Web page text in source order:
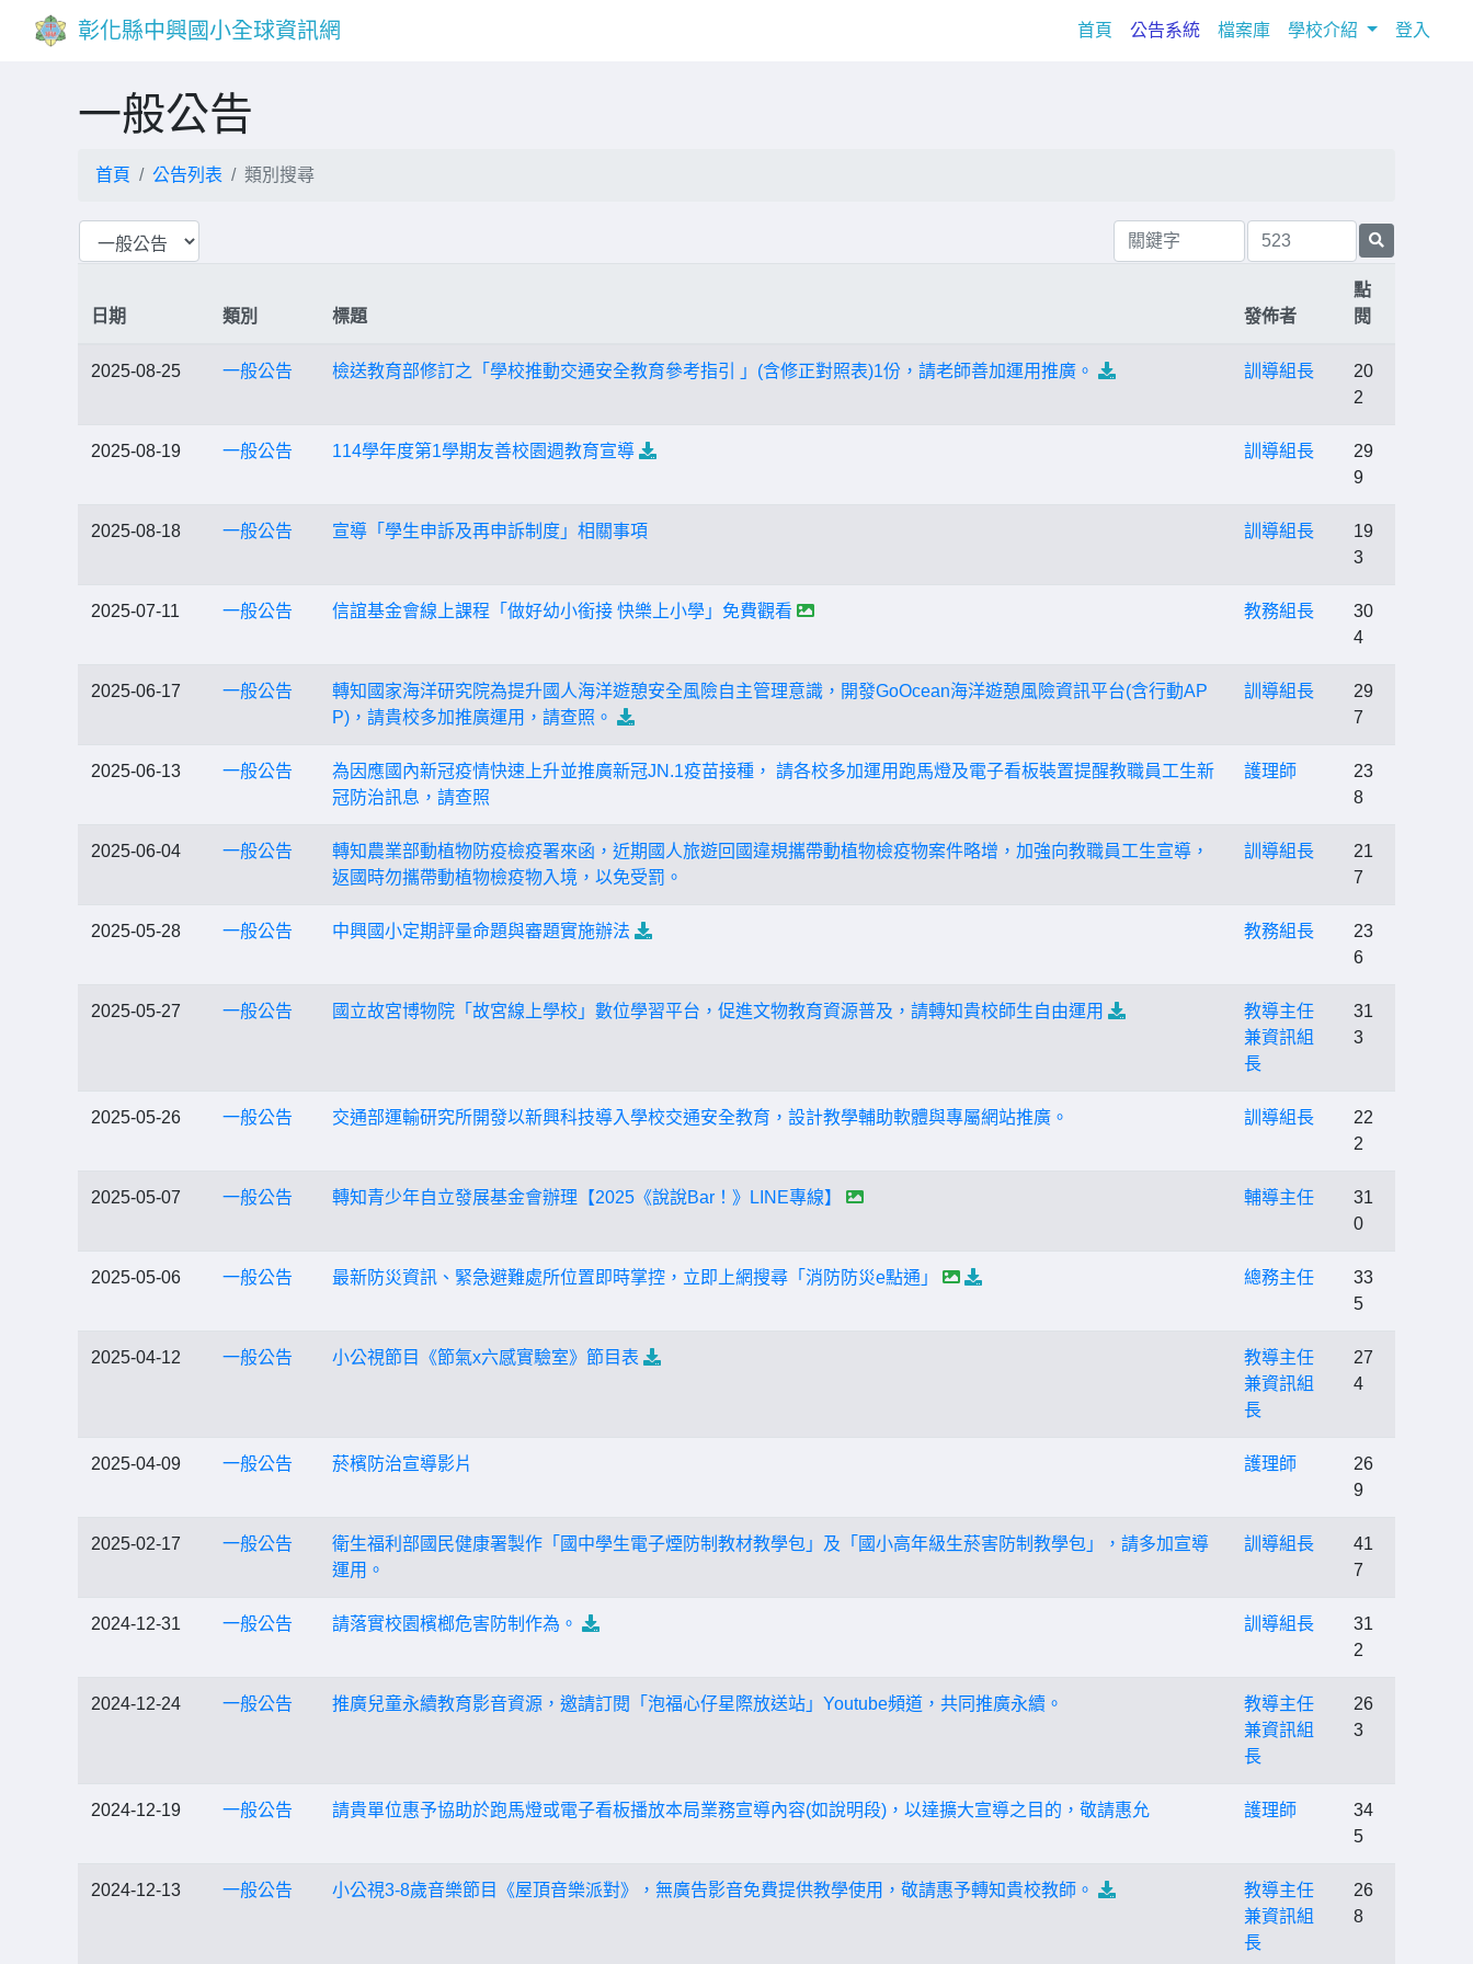
彰化縣中興國小全球資訊網 首頁 (current)
公告系統 檔案庫 學校介紹 登入
一般公告
首頁 公告列表 類別搜尋
日期 類別 標題 發佈者
點
閱
2025-08-25 一般公告 檢送教育部修訂之「學校推動交通安全教育參考指引 」(含修正對照表)1份，請老師善加運用推廣。 訓導組長
20
2
2025-08-19 一般公告 114學年度第1學期友善校園週教育宣導 訓導組長
29
9
2025-08-18 一般公告 宣導「學生申訴及再申訴制度」相關事項 訓導組長
19
3
2025-07-11 一般公告 信誼基金會線上課程「做好幼小銜接 快樂上小學」免費觀看 教務組長
30
4
2025-06-17 一般公告
轉知國家海洋研究院為提升國人海洋遊憩安全風險自主管理意識，開發GoOcean海洋遊憩風險資訊平台(含行動AP
P)，請貴校多加推廣運用，請查照。
訓導組長
29
7
2025-06-13 一般公告
為因應國內新冠疫情快速上升並推廣新冠JN.1疫苗接種， 請各校多加運用跑馬燈及電子看板裝置提醒教職員工生新
冠防治訊息，請查照
護理師
23
8
2025-06-04 一般公告
轉知農業部動植物防疫檢疫署來函，近期國人旅遊回國違規攜帶動植物檢疫物案件略增，加強向教職員工生宣導，
返國時勿攜帶動植物檢疫物入境，以免受罰。
訓導組長
21
7
2025-05-28 一般公告 中興國小定期評量命題與審題實施辦法 教務組長
23
6
2025-05-27 一般公告 國立故宮博物院「故宮線上學校」數位學習平台，促進文物教育資源普及，請轉知貴校師生自由運用
教導主任
兼資訊組
長
31
3
2025-05-26 一般公告 交通部運輸研究所開發以新興科技導入學校交通安全教育，設計教學輔助軟體與專屬網站推廣。 訓導組長
22
2
2025-05-07 一般公告 轉知青少年自立發展基金會辦理【2025《說說Bar！》LINE專線】 輔導主任
31
0
2025-05-06 一般公告 最新防災資訊、緊急避難處所位置即時掌控，立即上網搜尋「消防防災e點通」 總務主任
33
5
2025-04-12 一般公告 小公視節目《節氣x六感實驗室》節目表
教導主任
兼資訊組
長
27
4
2025-04-09 一般公告 菸檳防治宣導影片 護理師
26
9
2025-02-17 一般公告
衛生福利部國民健康署製作「國中學生電子煙防制教材教學包」及「國小高年級生菸害防制教學包」，請多加宣導
運用。
訓導組長
41
7
2024-12-31 一般公告 請落實校園檳榔危害防制作為。 訓導組長
31
2
2024-12-24 一般公告 推廣兒童永續教育影音資源，邀請訂閱「泡福心仔星際放送站」Youtube頻道，共同推廣永續。
教導主任
兼資訊組
長
26
3
2024-12-19 一般公告 請貴單位惠予協助於跑馬燈或電子看板播放本局業務宣導內容(如說明段)，以達擴大宣導之目的，敬請惠允 護理師
34
5
2024-12-13 一般公告 小公視3-8歲音樂節目《屋頂音樂派對》，無廣告影音免費提供教學使用，敬請惠予轉知貴校教師。
教導主任
兼資訊組
長
26
8